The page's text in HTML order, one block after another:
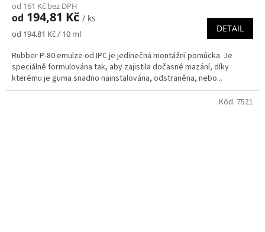
od 161 Kč bez DPH
od 194,81 Kč / ks
Měrná
od 194,81 Kč / 10 ml DETAIL
Rubber P-80 emulze od IPC je jedinečná montážní pomůcka. Je
speciálně formulována tak, aby zajistila dočasné mazání, díky
kterému je guma snadno nainstalována, odstraněna, nebo...
Kód: 7521